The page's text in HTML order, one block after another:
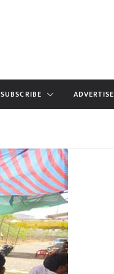
SUBSCRIBE ADVERTISE